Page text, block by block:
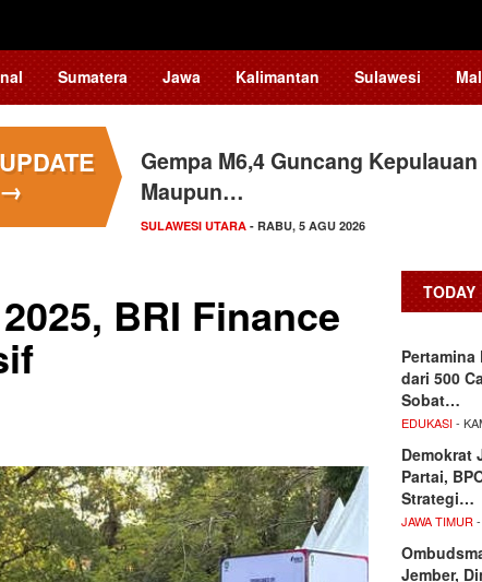
Sumatera Jawa Kalimantan Sulawesi
UPDATE
→
Gempa M6,4 Guncang
Maupun…
SULAWESI UTARA - RABU, 5 AGU 2026
BRI Finance TODAY
dari 500
Sobat…
EDUKASI-
Demokrat
Partai,
Strategi…
JAWA TIMUR
Jember,